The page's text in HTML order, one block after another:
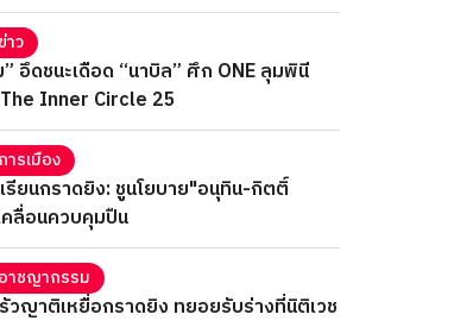
าว
อึดชนะเดือด “นาบิล” ศึก ONE ลุมพินี
Inner Circle 25
การเมือง
รียนกราดยิง: ชูนโยบาย"อนุทิน-กิตติ์
ลื่อนควบคุมปืน
อาชญากรรม
วญาติเหยื่อกราดยิง ทยอยรับร่างที่นิติเวช